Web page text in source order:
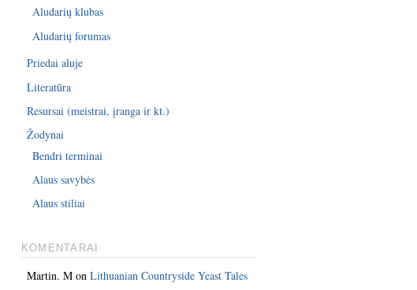
Aludarių klubas
Aludarių forumas
Priedai aluje
Literatūra
Resursai (meistrai, įranga ir kt.)
Žodynai
Bendri terminai
Alaus savybės
Alaus stiliai
KOMENTARAI
Martin. M onLithuanian Countryside Yeast Tales